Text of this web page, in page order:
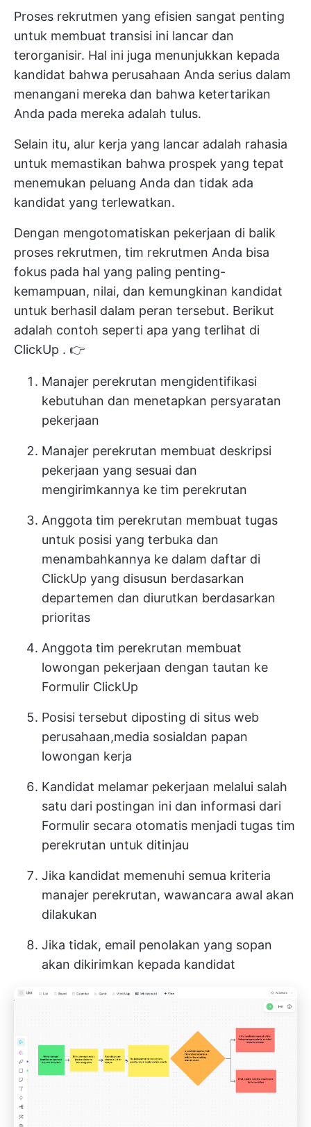
Proses rekrutmen yang efisien sangat penting
untuk membuat transisi ini lancar dan
terorganisir. Hal ini juga menunjukkan kepada
kandidat bahwa perusahaan Anda serius dalam
menangani mereka dan bahwa ketertarikan
Anda pada mereka adalah tulus.
Selain itu, alur kerja yang lancar adalah rahasia
untuk memastikan bahwa prospek yang tepat
menemukan peluang Anda dan tidak ada
kandidat yang terlewatkan.
Dengan mengotomatiskan pekerjaan di balik
proses rekrutmen, tim rekrutmen Anda bisa
fokus pada hal yang paling penting-
kemampuan, nilai, dan kemungkinan kandidat
untuk berhasil dalam peran tersebut. Berikut
adalah contoh seperti apa yang terlihat di
ClickUp . 👉
Manajer perekrutan mengidentifikasi
kebutuhan dan menetapkan persyaratan
pekerjaan
Manajer perekrutan membuat deskripsi
pekerjaan yang sesuai dan
mengirimkannya ke tim perekrutan
Anggota tim perekrutan membuat tugas
untuk posisi yang terbuka dan
menambahkannya ke dalam daftar di
ClickUp yang disusun berdasarkan
departemen dan diurutkan berdasarkan
prioritas
Anggota tim perekrutan membuat
lowongan pekerjaan dengan tautan ke
Formulir ClickUp
Posisi tersebut diposting di situs web
perusahaan,media sosialdan papan
lowongan kerja
Kandidat melamar pekerjaan melalui salah
satu dari postingan ini dan informasi dari
Formulir secara otomatis menjadi tugas tim
perekrutan untuk ditinjau
Jika kandidat memenuhi semua kriteria
manajer perekrutan, wawancara awal akan
dilakukan
Jika tidak, email penolakan yang sopan
akan dikirimkan kepada kandidat